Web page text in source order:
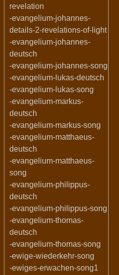
revelation
-evangelium-johannes-
details-2-revelations-of-light
-evangelium-johannes-
deutsch
-evangelium-johannes-song
-evangelium-lukas-deutsch
-evangelium-lukas-song
-evangelium-markus-
deutsch
-evangelium-markus-song
-evangelium-matthaeus-
deutsch
-evangelium-matthaeus-
song
-evangelium-philippus-
deutsch
-evangelium-philippus-song
-evangelium-thomas-
deutsch
-evangelium-thomas-song
-ewige-wiederkehr-song
-ewiges-erwachen-song1